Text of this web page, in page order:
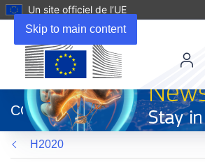
Skip to main content
Un site officiel de l’UE
dans
une
nouvelle
fenêtre)
CORDIS
H2020